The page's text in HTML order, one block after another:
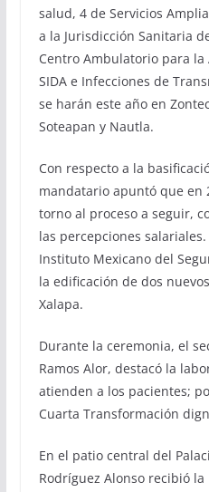
salud, 4 de Servicios
a la Jurisdicción Sanitaria
Centro Ambulatorio para
SIDA e Infecciones de
se harán este año en
Soteapan y Nautla.
Con respecto a la
mandatario apuntó que en
torno al proceso a seguir,
las percepciones
Instituto Mexicano del
la edificación de dos
Xalapa.
Durante la ceremonia, el
Ramos Alor, destacó la
atienden a los pacientes;
Cuarta Transformación
En el patio central del
Rodríguez Alonso recibió